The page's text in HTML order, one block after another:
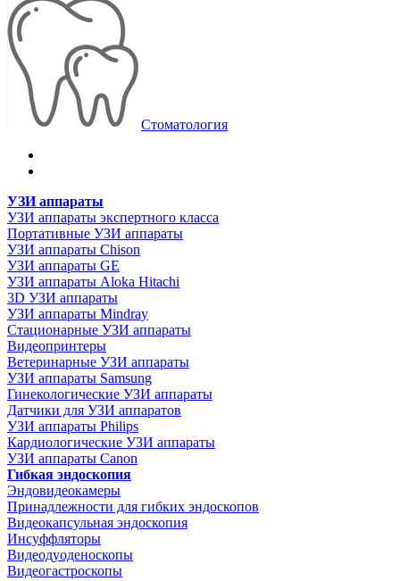
Стоматология
УЗИ аппараты
УЗИ аппараты экспертного класса
Портативные УЗИ аппараты
УЗИ аппараты Chison
УЗИ аппараты GE
УЗИ аппараты Aloka Hitachi
3D УЗИ аппараты
УЗИ аппараты Mindray
Стационарные УЗИ аппараты
Видеопринтеры
Ветеринарные УЗИ аппараты
УЗИ аппараты Samsung
Гинекологические УЗИ аппараты
Датчики для УЗИ аппаратов
УЗИ аппараты Philips
Кардиологические УЗИ аппараты
УЗИ аппараты Canon
Гибкая эндоскопия
Эндовидеокамеры
Принадлежности для гибких эндоскопов
Видеокапсульная эндоскопия
Инсуффляторы
Видеодуоденоскопы
Видеогастроскопы